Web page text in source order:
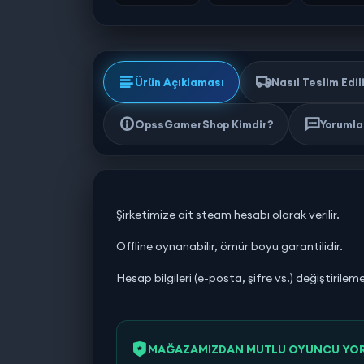
Ürün Açıklaması Nasıl Teslim
OpssGamerShop Kimdir?
Şirketimize ait steam hesabı olarak verilir.
Offline oynanabilir, ömür boyu garantilidir.
Hesap bilgileri (e-posta, şifre vs.)
MAĞAZAMIZDAN MUTLU OYUNCU